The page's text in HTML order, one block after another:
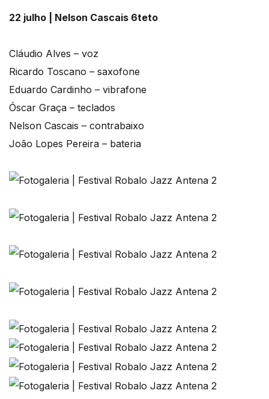
22 julho | Nelson Cascais 6teto
Cláudio Alves – voz
Ricardo Toscano – saxofone
Eduardo Cardinho – vibrafone
Óscar Graça – teclados
Nelson Cascais – contrabaixo
João Lopes Pereira – bateria